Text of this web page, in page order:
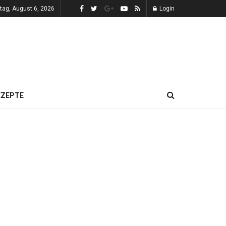
August 6, 2026 Login